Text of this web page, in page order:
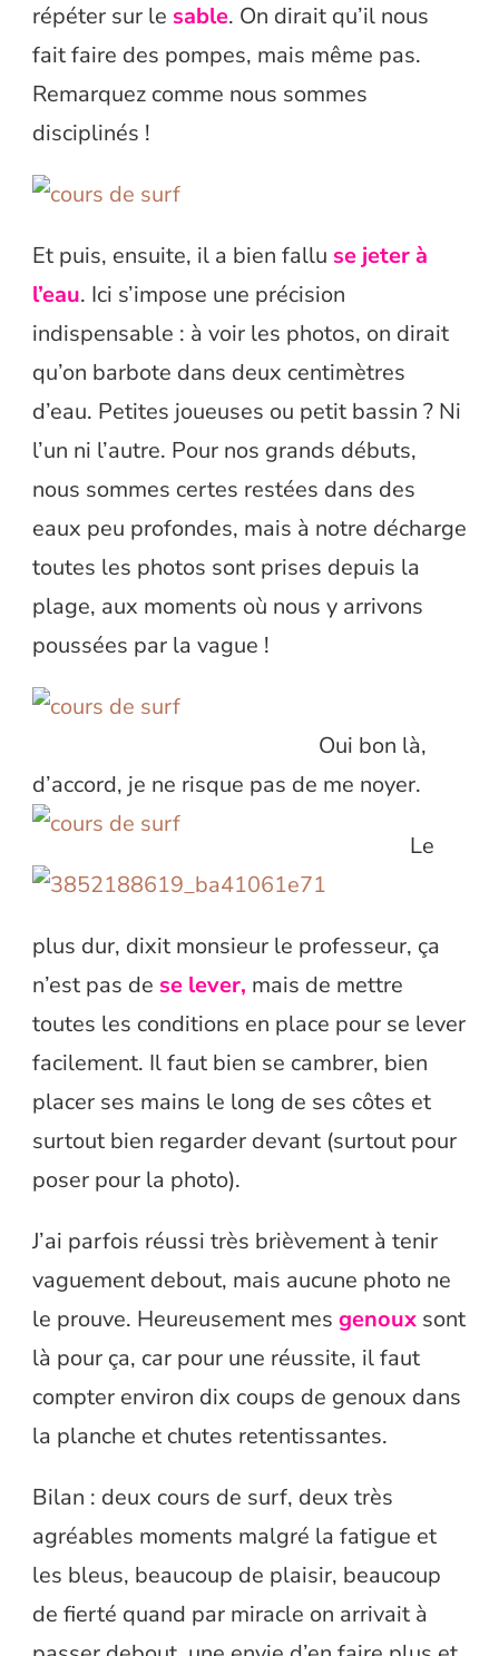
répéter sur le sable. On dirait qu’il nous
fait faire des pompes, mais même pas.
Remarquez comme nous sommes
disciplinés !
Et puis, ensuite, il a bien fallu se jeter à
l’eau. Ici s’impose une précision
indispensable : à voir les photos, on dirait
qu’on barbote dans deux centimètres
d’eau. Petites joueuses ou petit bassin ? Ni
l’un ni l’autre. Pour nos grands débuts,
nous sommes certes restées dans des
eaux peu profondes, mais à notre décharge
toutes les photos sont prises depuis la
plage, aux moments où nous y arrivons
poussées par la vague !
Oui bon là,
d’accord, je ne risque pas de me noyer.
Le
plus dur, dixit monsieur le professeur, ça
n’est pas de se lever, mais de mettre
toutes les conditions en place pour se lever
facilement. Il faut bien se cambrer, bien
placer ses mains le long de ses côtes et
surtout bien regarder devant (surtout pour
poser pour la photo).
J’ai parfois réussi très brièvement à tenir
vaguement debout, mais aucune photo ne
le prouve. Heureusement mes genoux sont
là pour ça, car pour une réussite, il faut
compter environ dix coups de genoux dans
la planche et chutes retentissantes.
Bilan : deux cours de surf, deux très
agréables moments malgré la fatigue et
les bleus, beaucoup de plaisir, beaucoup
de fierté quand par miracle on arrivait à